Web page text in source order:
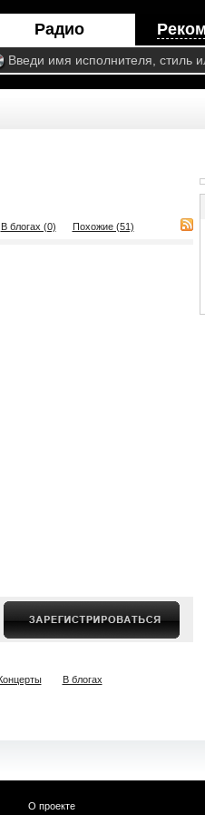
Радио
В блогах (0) Похожие (51)
В блогах
О проекте